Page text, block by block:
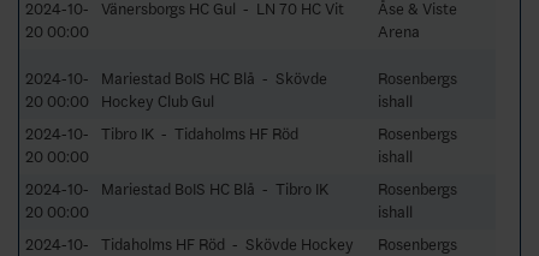
2024-10-
20 00:00
Vänersborgs HC Gul - LN 70 HC Vit
Åse & Viste
Arena
2024-10-
20 00:00
Mariestad BoIS HC Blå - Skövde
Hockey Club Gul
Rosenbergs
ishall
2024-10-
20 00:00
Tibro IK - Tidaholms HF Röd
Rosenbergs
ishall
2024-10-
20 00:00
Mariestad BoIS HC Blå - Tibro IK
Rosenbergs
ishall
2024-10-
Tidaholms HF Röd - Skövde Hockey
Rosenbergs